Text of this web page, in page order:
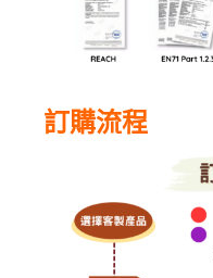
訂購流程